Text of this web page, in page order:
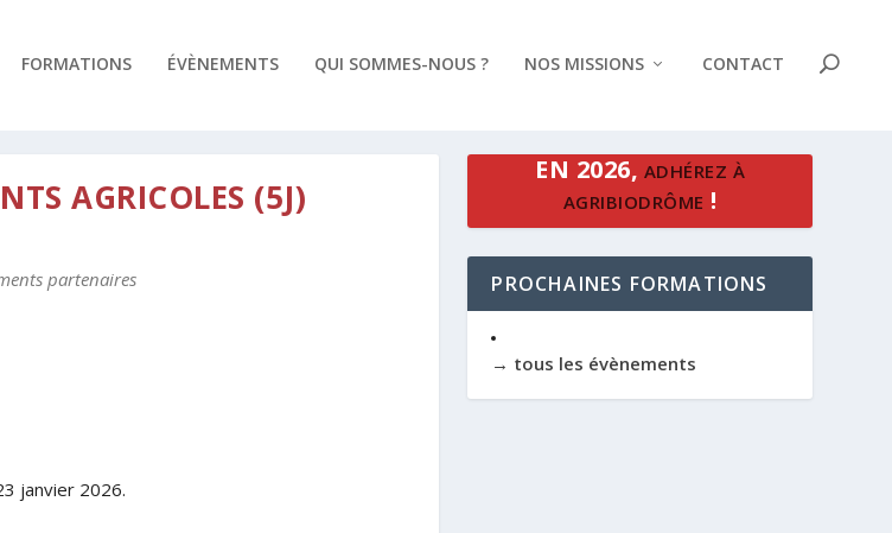
FORMATIONS ÉVÈNEMENTS QUI SOMMES-NOUS ? NOS MISSIONS CONTACT
AGRICOLES (5J)
partenaires
janvier 2026.
EN 2026, ADHÉREZ À
AGRIBIODRÔME !
PROCHAINES FORMATIONS
→ tous les évènements